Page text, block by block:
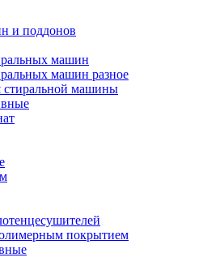
и поддонов
машин
машин разное
стиральной машины
покрытием